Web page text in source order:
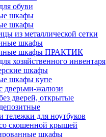
обуви
шкафы
шкафы
из металлической сетки
шкафы
шкафы ПРАКТИК
хозяйственного инвентаря
шкафы
шкафы купе
жалюзи
дверей, открытые
для ноутбуков
скошенной крышей
шкафы